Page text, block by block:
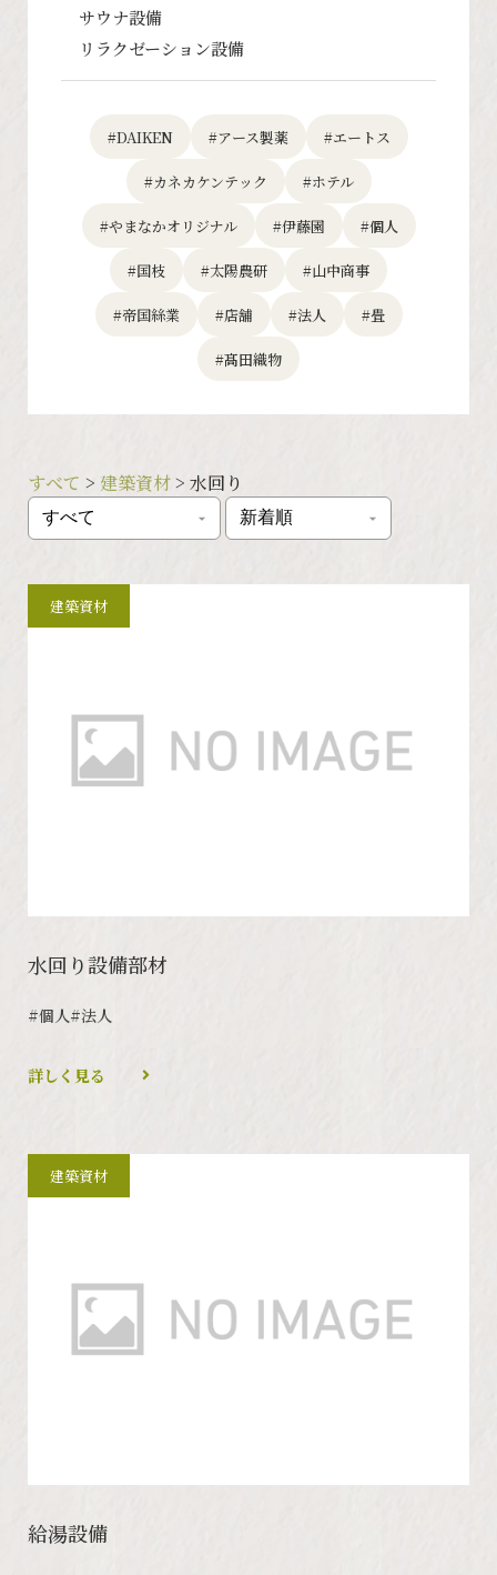
サウナ設備
リラクゼーション設備
#DAIKEN #アース製薬 #エートス
#カネカケンテック #ホテル
#やまなかオリジナル #伊藤園 #個人
#国枝 #太陽農研 #山中商事
#帝国絲業 #店舗 #法人 #畳
#髙田織物
すべて > 建築資材> 水回り
建築資材
水回り設備部材
#個人#法人
詳しく見る
建築資材
給湯設備